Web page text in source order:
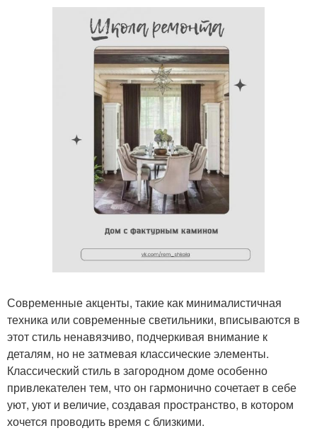
Современные акценты, такие как минималистичная
техника или современные светильники, вписываются в
этот стиль ненавязчиво, подчеркивая внимание к
деталям, но не затмевая классические элементы.
Классический стиль в загородном доме особенно
привлекателен тем, что он гармонично сочетает в себе
уют, уют и величие, создавая пространство, в котором
хочется проводить время с близкими.